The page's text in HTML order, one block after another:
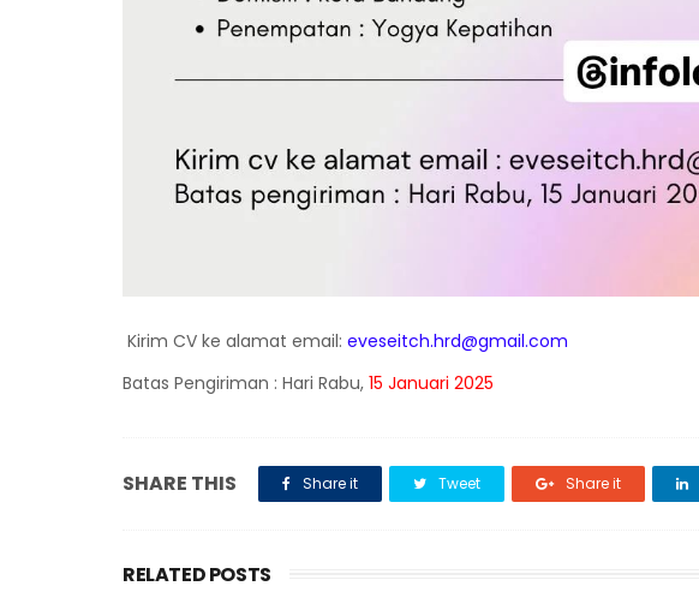
Kirim CV ke alamat email: eveseitch.hrd@gmail.com
Batas Pengiriman : Hari Rabu, 15 Januari 2025
SHARE THIS Share it Tweet Share it
RELATED POSTS